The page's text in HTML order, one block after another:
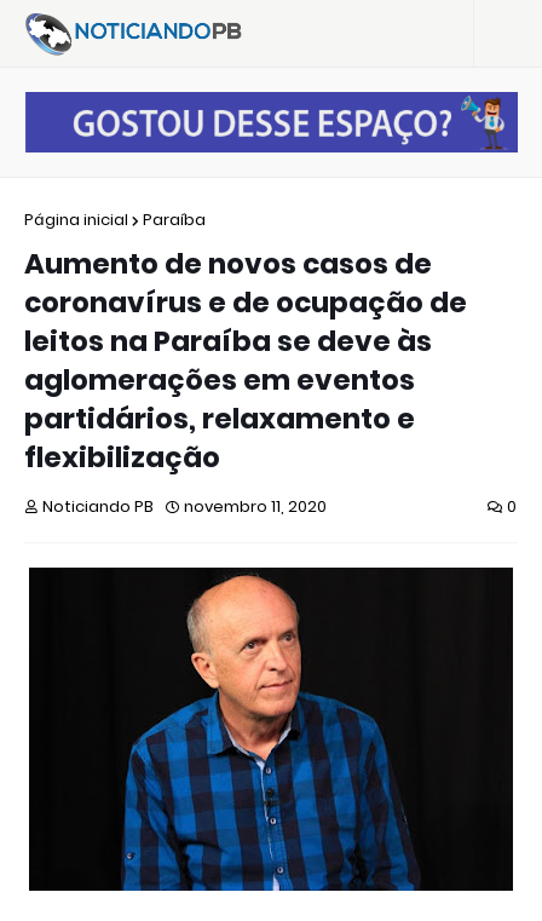
Página inicial Paraíba
Aumento de novos casos de
coronavírus e de ocupação de
leitos na Paraíba se deve às
aglomerações em eventos
partidários, relaxamento e
flexibilização
Noticiando PB novembro 11, 2020 0